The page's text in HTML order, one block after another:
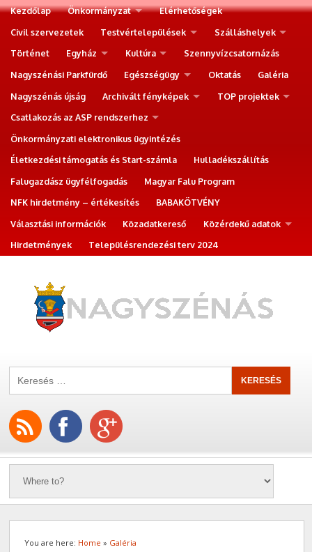
Kezdőlap Önkormányzat
Elérhetőségek
Civil szervezetek
Testvértelepülések
Szálláshelyek
Történet
Egyház Kultúra
Szennyvízcsatornázás
Nagyszénási Parkfürdő
Egészségügy Oktatás
Galéria
Nagyszénás újság
Archivált fényképek
TOP projektek
Csatlakozás az ASP rendszerhez
Önkormányzati elektronikus ügyintézés
Életkezdési támogatás és Start-számla
Hulladékszállítás
Falugazdász ügyfélfogadás
Magyar Falu Program
NFK hirdetmény – értékesítés
BABAKÖTVÉNY
Választási információk
Közadatkereső
Közérdekű adatok
Hirdetmények
Településrendezési terv 2024
You are here: Home » Galéria